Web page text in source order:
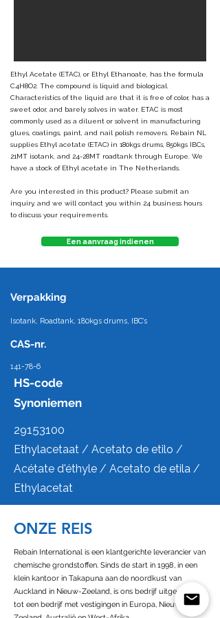
Ethyl Acetate (ETAC), or Ethyl Ethanoate, has the formula
C4H8O2. The compound is liquid and biological.
Characteristics of the liquid are that it is free of color, has a
sweet odor, and barely solves in water. ETAC is most
commonly used as a diluent or solvent in manufacturing
glues, coatings, paint, and nail polish removers. Rebain NL
supplies Ethyl acetate (ETAC) in 180kgs drums, 850kgs IBCs,
21MT isotank, and 24-28MT roadtank through Europe. We
have a stock of Ethyl acetate in The Netherlands.
Are you interested in this product? Please submit an
inquiry, and we will contact you within 24 business hours
to discuss your requirements.
Een aanvraag indienen
Verpakking
Isotank, Roadtank, 180kgs drums, IBC’s
CAS-nr.
141-78-6
HS-code
Synoniemen
29153100
Ethylacetaat / Acetato de etilo /
Acétate d'éthyle / Acetato de etila /
Ethylacetat
ONZE REIS
Rebain International is een klantgerichte leverancier van
chemische grondstoffen. Sinds de start in 1998, in een
klein kantoor in Takapuna aan de noordkust van
Auckland in Nieuw-Zeeland, is ons bedrijf uitgegroeid
tot een bedrijf met vestigingen in Europa, Nieuw-